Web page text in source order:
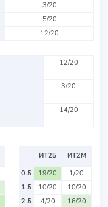
3/20
5/20
12/20
12/20
3/20
14/20
ИТ2Б
ИТ2М
0.5
19/20
1/20
1.5
10/20
10/20
2.5
4/20
16/20